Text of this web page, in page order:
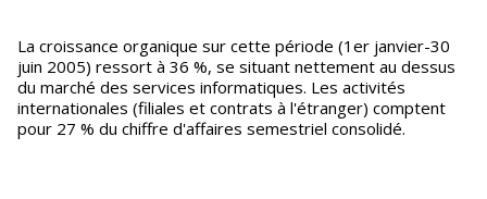
La croissance organique sur cette période (1er janvier-30
juin 2005) ressort à 36 %, se situant nettement au dessus
du marché des services informatiques. Les activités
internationales (filiales et contrats à l'étranger) comptent
pour 27 % du chiffre d'affaires semestriel consolidé.